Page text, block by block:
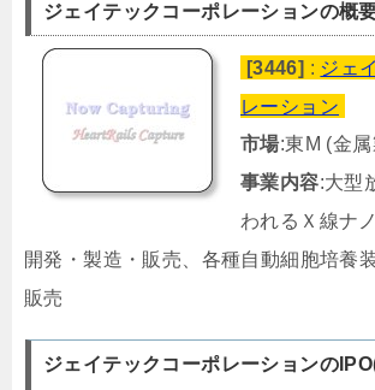
ジェイテックコーポレーションの概
[3446] : ジェ
レーション
市場:東M (金
事業内容:大型
われるＸ線ナ
開発・製造・販売、各種自動細胞培養
販売
ジェイテックコーポレーションの